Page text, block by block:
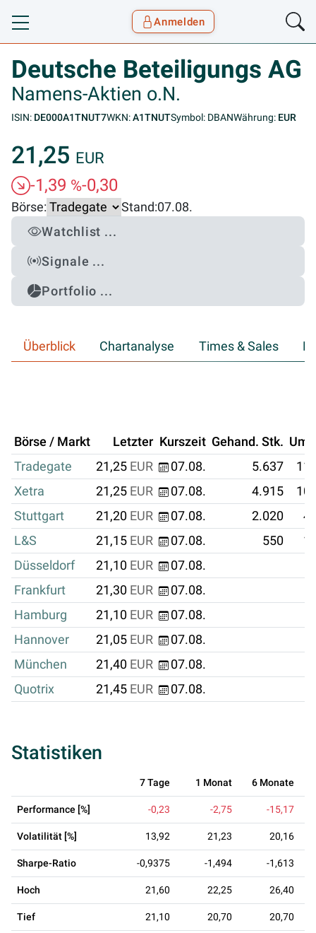
Toggle navigation
Anmelden
Deutsche Beteiligungs AG
Namens-Aktien o.N.
ISIN: DE000A1TNUT7WKN:A1TNUTSymbol: DBANWährung: EUR
21,25 EUR
-1,39 %-0,30
Börse: Stand:07.08.
Watchlist ...
Signale ...
Portfolio ...
Überblick Chartanalyse Times & Sales
Börse / Markt Letzter Kurszeit Gehand. Stk.
Tradegate
21,25 EUR 07.08. 5.637
Xetra
21,25 EUR 07.08. 4.915
Stuttgart
21,20 EUR 07.08. 2.020
L&S
21,15 EUR 07.08. 550
Düsseldorf
21,10 EUR
07.08.
Frankfurt
21,30 EUR
07.08.
Hamburg
21,10 EUR
07.08.
Hannover
21,05 EUR
07.08.
München
21,40 EUR
07.08.
Quotrix
21,45 EUR 07.08.
Statistiken
7 Tage 1 Monat 6 Monate
Performance [%] -0,23 -2,75 -15,17
Volatilität [%] 13,92 21,23 20,16
Sharpe-Ratio -0,9375 -1,494 -1,613
Hoch 21,60 22,25 26,40
Tief 21,10 20,70 20,70